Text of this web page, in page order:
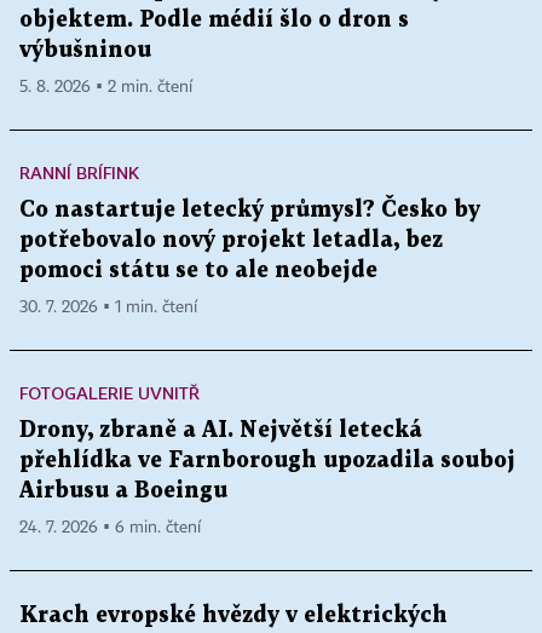
objektem. Podle médií šlo o dron s
výbušninou
5. 8. 2026 ▪ 2 min. čtení
RANNÍ BRÍFINK
Co nastartuje letecký průmysl? Česko by
potřebovalo nový projekt letadla, bez
pomoci státu se to ale neobejde
30. 7. 2026 ▪ 1 min. čtení
FOTOGALERIE UVNITŘ
Drony, zbraně a AI. Největší letecká
přehlídka ve Farnborough upozadila souboj
Airbusu a Boeingu
24. 7. 2026 ▪ 6 min. čtení
Krach evropské hvězdy v elektrických